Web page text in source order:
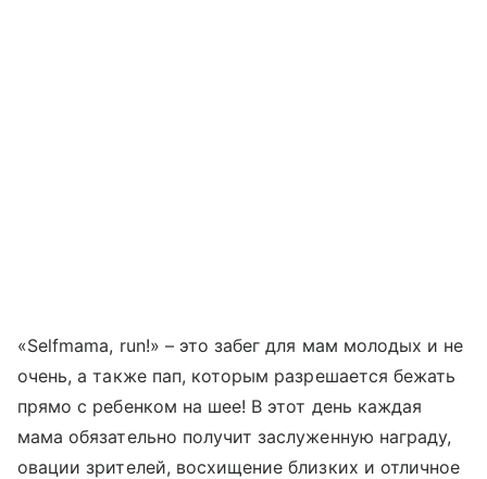
«Selfmama, run!» – это забег для мам молодых и не
очень, а также пап, которым разрешается бежать
прямо с ребенком на шее! В этот день каждая
мама обязательно получит заслуженную награду,
овации зрителей, восхищение близких и отличное